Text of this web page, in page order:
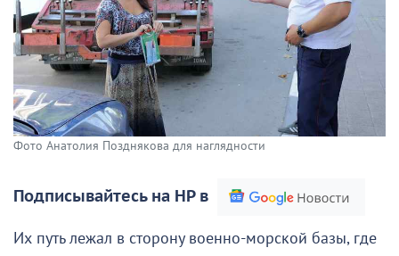
Фото Анатолия Позднякова для наглядности
Подписывайтесь на НР в
Их путь лежал в сторону военно-морской базы, где